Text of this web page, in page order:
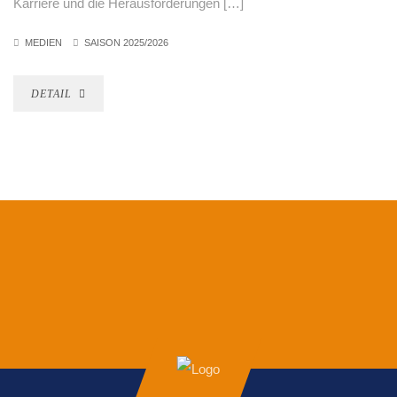
Karriere und die Herausforderungen […]
MEDIEN SAISON 2025/2026
DETAIL